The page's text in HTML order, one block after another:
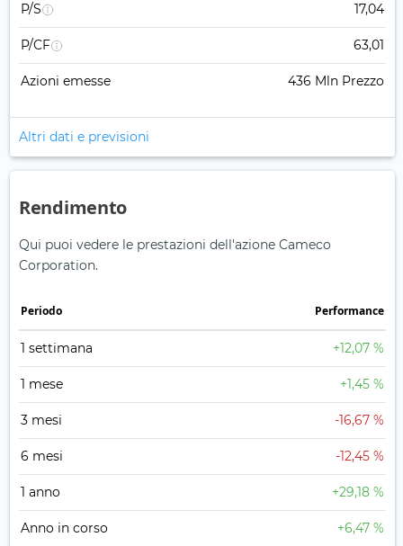
P/S 17,04
P/CF 63,01
Azioni emesse 436 Mln Prezzo
Altri dati e previsioni
Rendimento
Qui puoi vedere le prestazioni dell'azione Cameco
Corporation.
Periodo Performance
1 settimana +12,07 %
1 mese +1,45 %
3 mesi -16,67 %
6 mesi -12,45 %
1 anno +29,18 %
Anno in corso +6,47 %